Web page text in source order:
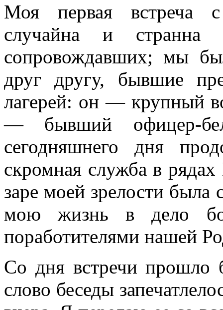
Моя первая встреча
случайна и странна
сопровождавших; мы
друг другу, бывшие
лагерей: он — крупный
— бывший офицер-
сегодняшнего дня
скромная служба в
заре моей зрелости
мою жизнь в дело
поработителями нашей
Со дня встречи прошло
слово беседы